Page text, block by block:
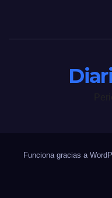
Funciona gracias a